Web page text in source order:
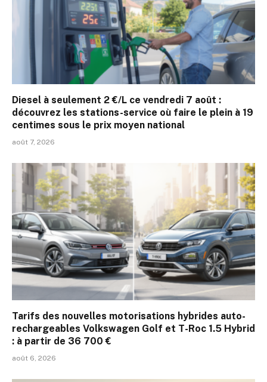
Diesel à seulement 2 €/L ce vendredi 7 août :
découvrez les stations-service où faire le plein à 19
centimes sous le prix moyen national
août 7, 2026
Tarifs des nouvelles motorisations hybrides auto-
rechargeables Volkswagen Golf et T-Roc 1.5 Hybrid
: à partir de 36 700 €
août 6, 2026